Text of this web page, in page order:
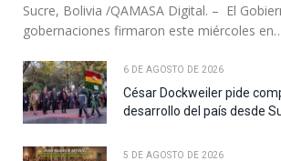
Sucre, Bolivia /QAMASA Digital. – El
gobernaciones firmaron este miércoles
6 DE AGOSTO DE 2026
César Dockweiler pide
desarrollo del país desde
5 DE AGOSTO DE 2026